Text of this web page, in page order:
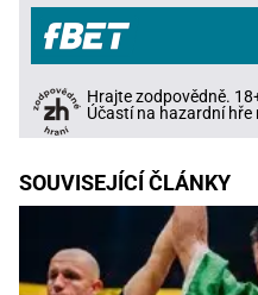
Hrajte zodpovědně.
Účastí na hazardní
SOUVISEJÍCÍ ČLÁNKY